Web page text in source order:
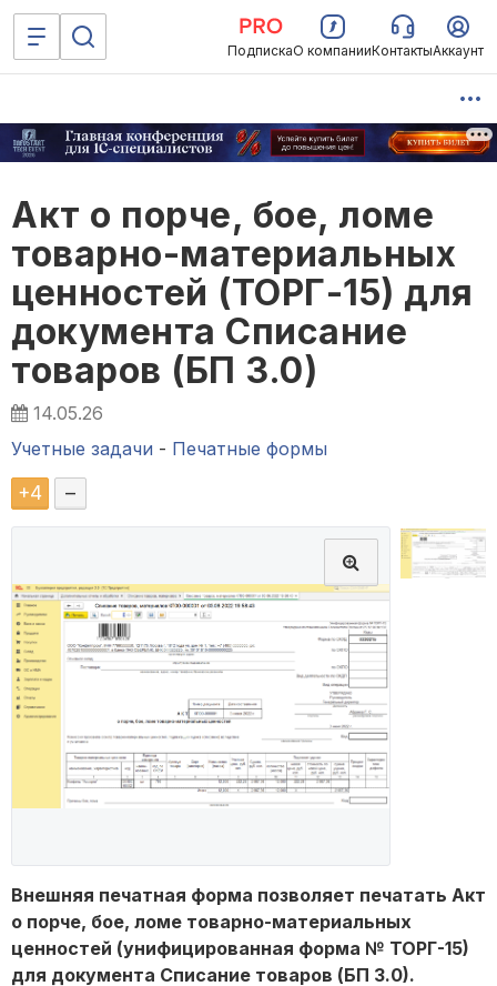
ПодпискаО компанииКонтактыАккаунт
Акт о порче, бое, ломе
товарно-материальных
ценностей (ТОРГ-15) для
документа Списание
товаров (БП 3.0)
14.05.26
Учетные задачи - Печатные формы
+4 –
Внешняя печатная форма позволяет печатать Акт
о порче, бое, ломе товарно-материальных
ценностей (унифицированная форма № ТОРГ-15)
для документа Списание товаров (БП 3.0).